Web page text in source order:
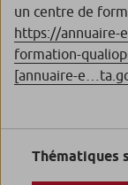
un centre de
https://annuaire-
formation-
[annuaire-
Thématiques